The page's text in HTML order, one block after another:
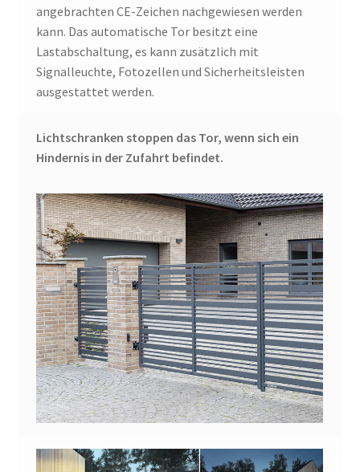
angebrachten CE-Zeichen nachgewiesen werden
kann. Das automatische Tor besitzt eine
Lastabschaltung, es kann zusätzlich mit
Signalleuchte, Fotozellen und Sicherheitsleisten
ausgestattet werden.
Lichtschranken stoppen das Tor, wenn sich ein
Hindernis in der Zufahrt befindet.